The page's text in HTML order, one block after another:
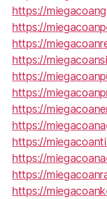
https://
https://
https://
https://
https://
https://
https://
https://
https://
https://
https://
https://